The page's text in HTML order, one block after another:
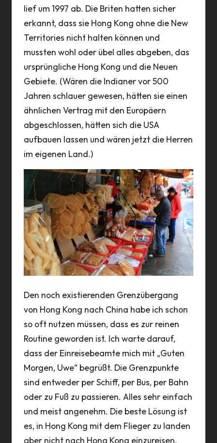
lief um 1997 ab. Die Briten hatten sicher
erkannt, dass sie Hong Kong ohne die New
Territories nicht halten können und
mussten wohl oder übel alles abgeben, das
ursprüngliche Hong Kong und die Neuen
Gebiete. (Wären die Indianer vor 500
Jahren schlauer gewesen, hätten sie einen
ähnlichen Vertrag mit den Europäern
abgeschlossen, hätten sich die USA
aufbauen lassen und wären jetzt die Herren
im eigenen Land.)
Den noch existierenden Grenzübergang
von Hong Kong nach China habe ich schon
so oft nutzen müssen, dass es zur reinen
Routine geworden ist. Ich warte darauf,
dass der Einreisebeamte mich mit „Guten
Morgen, Uwe“ begrüßt. Die Grenzpunkte
sind entweder per Schiff, per Bus, per Bahn
oder zu Fuß zu passieren. Alles sehr einfach
und meist angenehm. Die beste Lösung ist
es, in Hong Kong mit dem Flieger zu landen
aber nicht nach Hong Kong einzureisen,